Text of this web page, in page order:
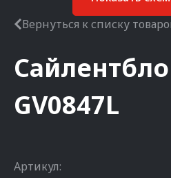
Вернуться к списку
GV0847L
Артикул: